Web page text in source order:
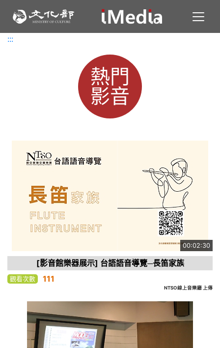
:::
:::
熱門
影音
00:02:30
[影音館樂器展示] 台語語音導覽─長笛家族
觀看次數 111
NTSO線上音樂廳 上傳